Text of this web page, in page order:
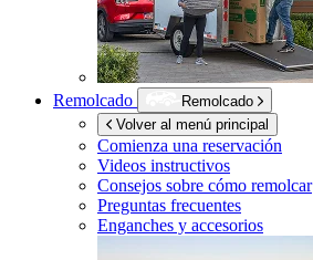
Remolcado
Remolcado
Volver al menú principal
Comienza una reservación
Videos instructivos
Consejos sobre cómo remolcar
Preguntas frecuentes
Enganches y accesorios